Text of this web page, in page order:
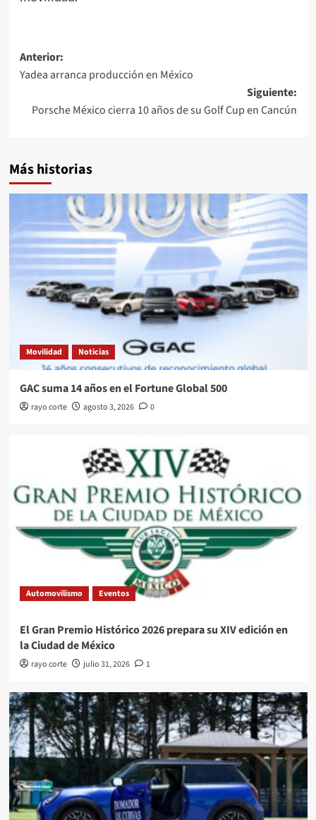
Navegación
de
entradas
Anterior:
Yadea arranca producción en México
Siguiente:
Porsche México cierra 10 años de su Golf Cup en Cancún
Más historias
Movilidad Noticias
GAC suma 14 años en el Fortune Global 500
rayo corte agosto 3, 2026 0
Automovilismo Eventos
El Gran Premio Histórico 2026 prepara su XIV edición en
la Ciudad de México
rayo corte julio 31, 2026 1